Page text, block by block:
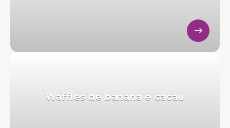
Waffles de banana e cacau